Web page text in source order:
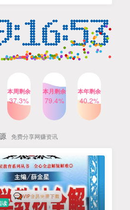
3个月前 420人已阅读
清华帅爸数学思维（抖音）|
小学+初中课程视频合集
乐乐课堂小学奥数1-6年级
动画课程715集+配套练习册
高清PDF
6个月前 412人已阅读
本周剩余
37.3%
本月剩余
79.4%
本年剩余
40.2%
免费分享网赚资讯
读